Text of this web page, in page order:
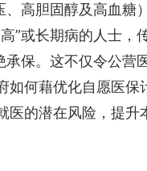
高胆固醇及高血糖
”或长期病的人士
保。这不仅令公营
何藉优化自愿医
的潜在风险，提升